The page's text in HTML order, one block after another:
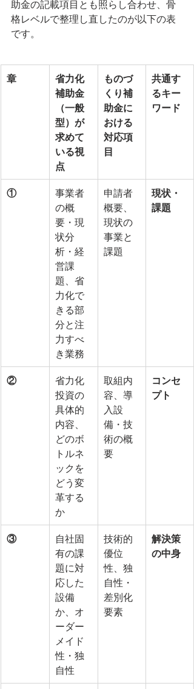
助金の記載項目とも照らし合わせ、骨
格レベルで整理し直したのが以下の表
です。
章
省力化
補助金
（一般
型）が
求めて
いる視
点
ものづ
くり補
助金に
おける
対応項
目
共通す
るキー
ワード
①
事業者
の概
要・現
状分
析・経
営課
題、省
力化で
きる部
分と注
力すべ
き業務
申請者
概要、
現状の
事業と
課題
現状・
課題
②
省力化
投資の
具体的
内容、
どのボ
トルネ
ックを
どう変
革する
か
取組内
容、導
入設
備・技
術の概
要
コンセ
プト
③
自社固
有の課
題に対
応した
設備
か、オ
ーダー
メイド
性・独
自性
技術的
優位
性、独
自性・
差別化
要素
解決策
の中身